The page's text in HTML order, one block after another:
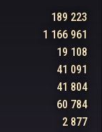
189 223
1 166 961
19 108
41 091
41 804
60 784
2 877